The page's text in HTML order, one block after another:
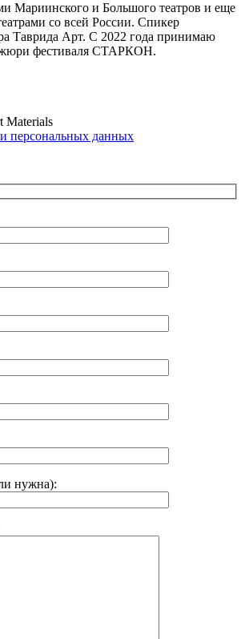
Мариинского и Большого театров и еще
со всей России. Спикер
Таврида Арт. С 2022 года принимаю
жюри фестиваля СТАРКОН.
Materials
персональных данных
нужна):